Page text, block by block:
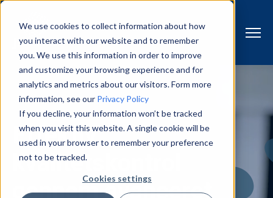
We use cookies to collect information about how
you interact with our website and to remember
you. We use this information in order to improve
and customize your browsing experience and for
analytics and metrics about our visitors. Form more
information, see our Privacy Policy
If you decline, your information won’t be tracked
when you visit this website. A single cookie will be
used in your browser to remember your preference
not to be tracked.
Cookies settings
Effektiv
kvalitetskontrol
gennem avanceret